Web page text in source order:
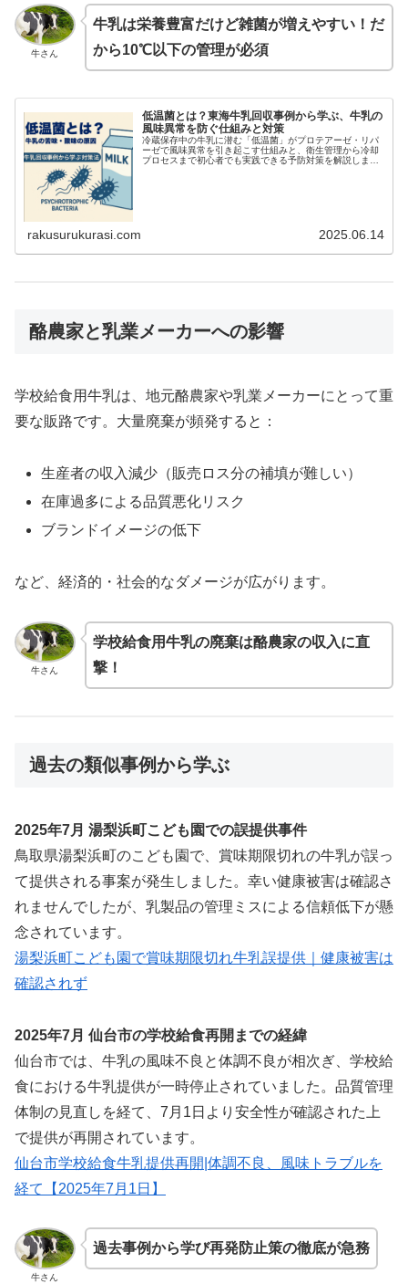
牛さん
牛乳は栄養豊富だけど雑菌が増えやすい！だ
から10℃以下の管理が必須
低温菌とは？東海牛乳回収事例から学ぶ、牛乳の
風味異常を防ぐ仕組みと対策
冷蔵保存中の牛乳に潜む「低温菌」がプロテアーゼ・リパ
ーゼで風味異常を引き起こす仕組みと、衛生管理から冷却
プロセスまで初心者でも実践できる予防対策を解説しま
rakusurukurasi.com 2025.06.14
酪農家と乳業メーカーへの影響
学校給食用牛乳は、地元酪農家や乳業メーカーにとって重
要な販路です。大量廃棄が頻発すると：
生産者の収入減少（販売ロス分の補填が難しい）
在庫過多による品質悪化リスク
ブランドイメージの低下
など、経済的・社会的なダメージが広がります。
牛さん
学校給食用牛乳の廃棄は酪農家の収入に直
撃！
過去の類似事例から学ぶ
2025年7月 湯梨浜町こども園での誤提供事件
鳥取県湯梨浜町のこども園で、賞味期限切れの牛乳が誤っ
て提供される事案が発生しました。幸い健康被害は確認さ
れませんでしたが、乳製品の管理ミスによる信頼低下が懸
念されています。
湯梨浜町こども園で賞味期限切れ牛乳誤提供｜健康被害は
確認されず
2025年7月 仙台市の学校給食再開までの経緯
仙台市では、牛乳の風味不良と体調不良が相次ぎ、学校給
食における牛乳提供が一時停止されていました。品質管理
体制の見直しを経て、7月1日より安全性が確認された上
で提供が再開されています。
仙台市学校給食牛乳提供再開|体調不良、風味トラブルを
経て【2025年7月1日】
牛さん
過去事例から学び再発防止策の徹底が急務